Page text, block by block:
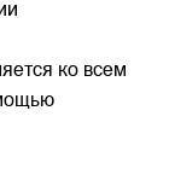
ко всем